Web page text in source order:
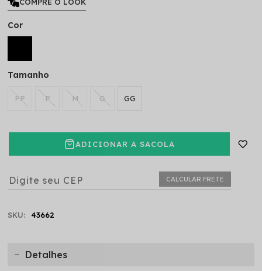
Cor
Tamanho
PP P M G GG
ADICIONAR A SACOLA
CALCULAR FRETE
SKU: 43662
Detalhes